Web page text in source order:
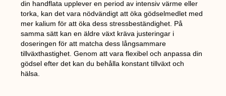
din handflata upplever en period av intensiv värme eller
torka, kan det vara nödvändigt att öka gödselmedlet med
mer kalium för att öka dess stressbeständighet. På
samma sätt kan en äldre växt kräva justeringar i
doseringen för att matcha dess långsammare
tillväxthastighet. Genom att vara flexibel och anpassa din
gödsel efter det kan du behålla konstant tillväxt och
hälsa.